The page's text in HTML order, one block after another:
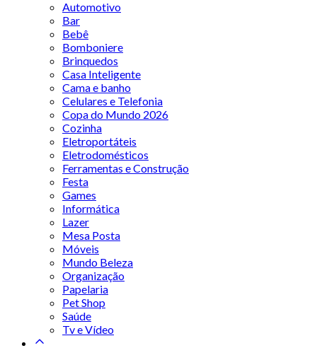
Automotivo
Bar
Bebê
Bomboniere
Brinquedos
Casa Inteligente
Cama e banho
Celulares e Telefonia
Copa do Mundo 2026
Cozinha
Eletroportáteis
Eletrodomésticos
Ferramentas e Construção
Festa
Games
Informática
Lazer
Mesa Posta
Móveis
Mundo Beleza
Organização
Papelaria
Pet Shop
Saúde
Tv e Vídeo